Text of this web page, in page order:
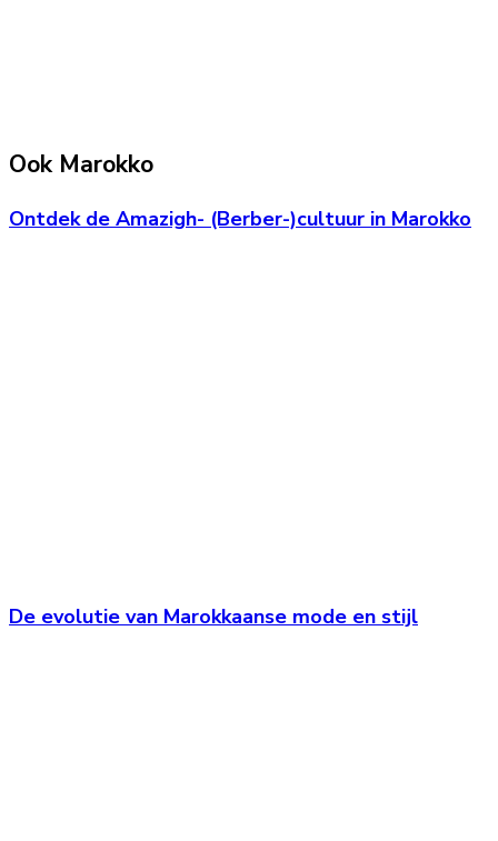
Ook Marokko
Ontdek de Amazigh- (Berber-)cultuur in Marokko
De evolutie van Marokkaanse mode en stijl